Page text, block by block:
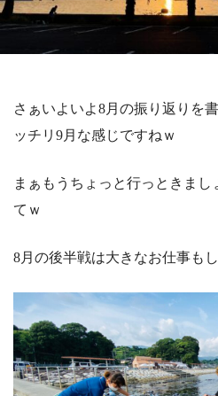
さぁいよいよ8月の振り返りを
ッチリ9月な感じですねｗ
まぁもうちょっと行っときま
てｗ
8月の後半戦は大きなお仕事も